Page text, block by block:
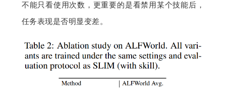
不能只看使用次数，更重要的是看禁用某个技能后，
任务表现是否明显变差。